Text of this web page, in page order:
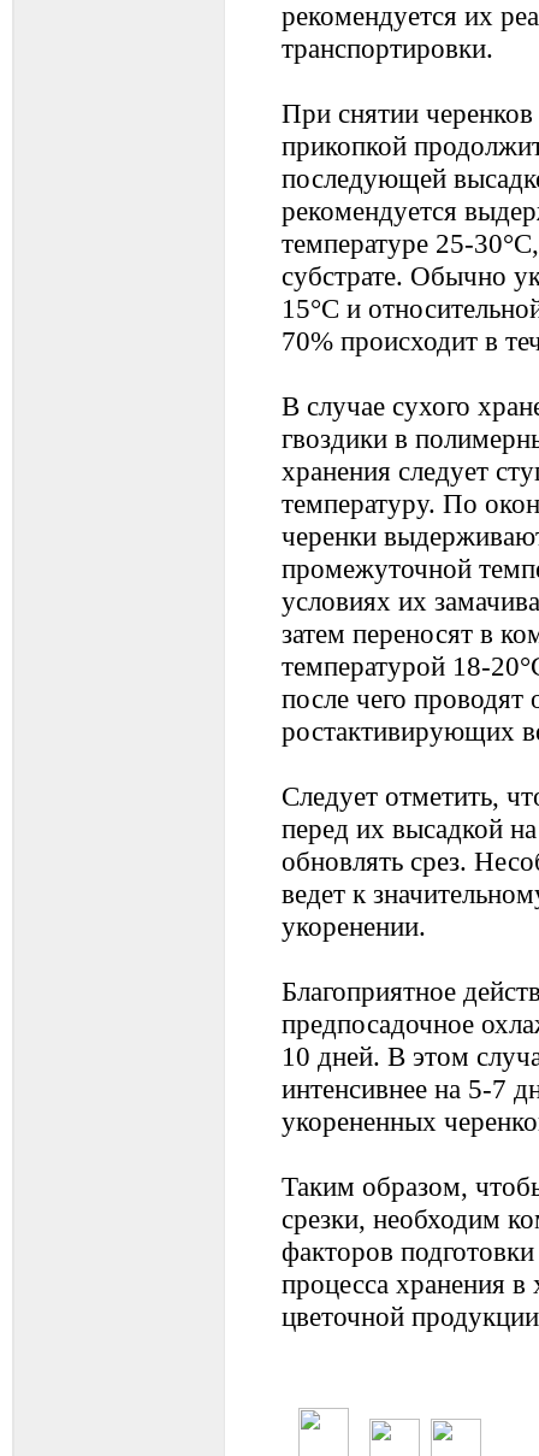
рекомендуется их
транспортировки.
При снятии
прикопкой
последующей
рекомендуется
температуре 25-
субстрате. Обычно
15°С и
70% происходит в
В случае сухого
гвоздики в
хранения следует
температуру. По
черенки
промежуточной
условиях их
затем переносят в
температурой 18-
после чего проводят
ростактивирующих
Следует отметить,
перед их высадкой
обновлять срез.
ведет к
укоренении.
Благоприятное
предпосадочное
10 дней. В этом
интенсивнее на 5-7
укорененных
Таким образом,
срезки, необходим
факторов
процесса хранения в
цветочной